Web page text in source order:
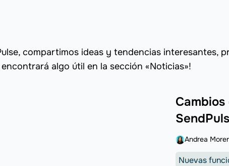
compartimos ideas y tendencias interesantes,
algo útil en la sección «Noticias»!
Andrea
Nuevas